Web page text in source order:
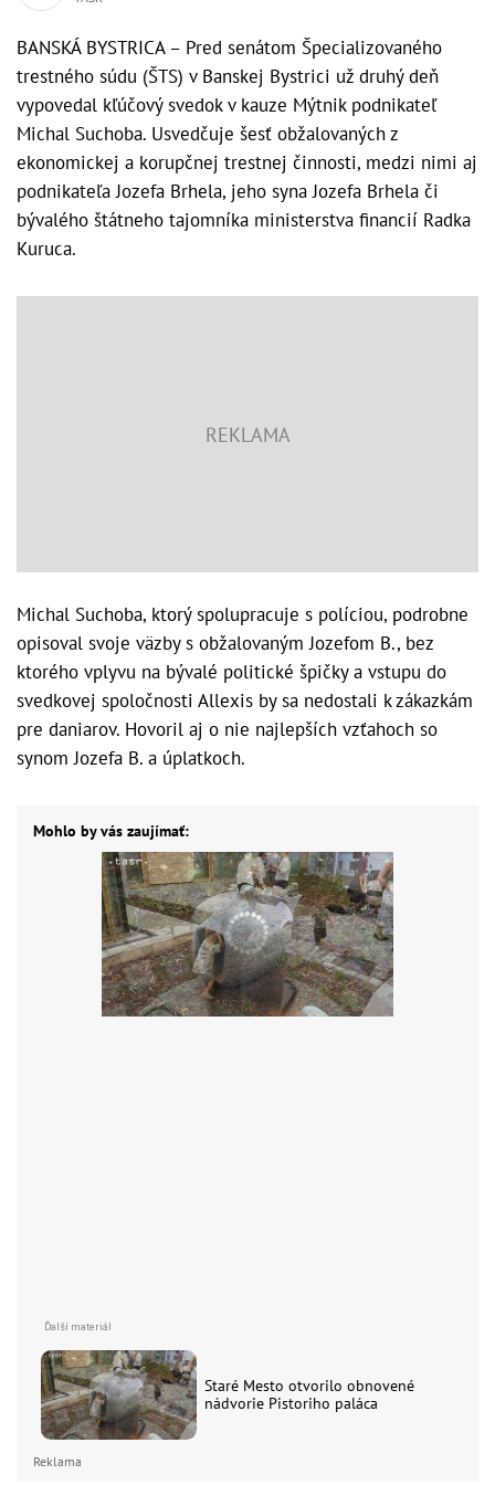
BANSKÁ BYSTRICA – Pred senátom Špecializovaného
trestného súdu (ŠTS) v Banskej Bystrici už druhý deň
vypovedal kľúčový svedok v kauze Mýtnik podnikateľ
Michal Suchoba. Usvedčuje šesť obžalovaných z
ekonomickej a korupčnej trestnej činnosti, medzi nimi aj
podnikateľa Jozefa Brhela, jeho syna Jozefa Brhela či
bývalého štátneho tajomníka ministerstva financií Radka
Kuruca.
Michal Suchoba, ktorý spolupracuje s políciou, podrobne
opisoval svoje väzby s obžalovaným Jozefom B., bez
ktorého vplyvu na bývalé politické špičky a vstupu do
svedkovej spoločnosti Allexis by sa nedostali k zákazkám
pre daniarov. Hovoril aj o nie najlepších vzťahoch so
synom Jozefa B. a úplatkoch.
Mohlo by vás zaujímať:
Staré Mesto otvorilo obnovené
nádvorie Pistoriho paláca
Reklama